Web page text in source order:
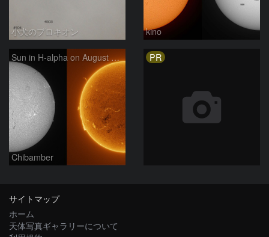
小犬のプロキオン kino
Sun in H-alpha on August 9, 2026
Chibamber
PR
サイトマップ
ホーム
天体写真ギャラリーについて